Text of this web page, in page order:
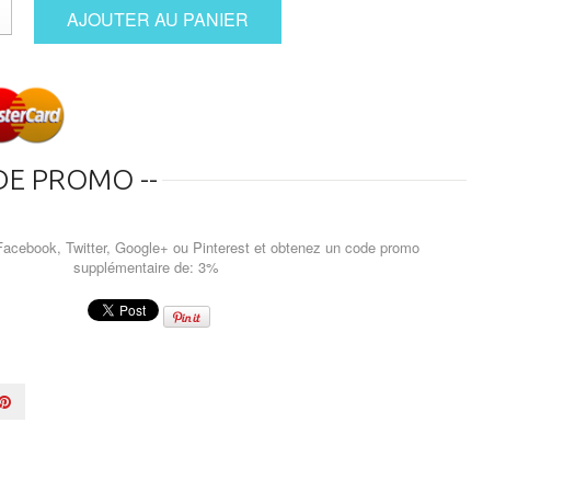
AJOUTER AU PANIER
PROMO --
Twitter, Google+ ou Pinterest et obtenez un code promo
supplémentaire de: 3%